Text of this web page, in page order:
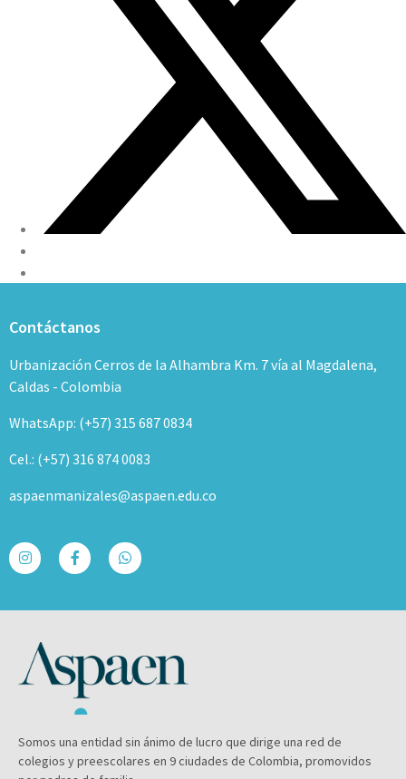
Contáctanos
Urbanización Cerros de la Alhambra Km. 7 vía al Magdalena,
Caldas - Colombia
WhatsApp: (+57) 315 687 0834
Cel.: (+57) 316 874 0083
aspaenmanizales@aspaen.edu.co
Somos una entidad sin ánimo de lucro que dirige una red de
colegios y preescolares en 9 ciudades de Colombia, promovidos